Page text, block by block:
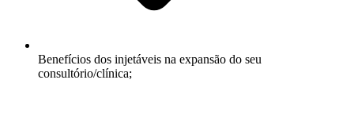
Benefícios dos injetáveis na expansão do seu
consultório/clínica;